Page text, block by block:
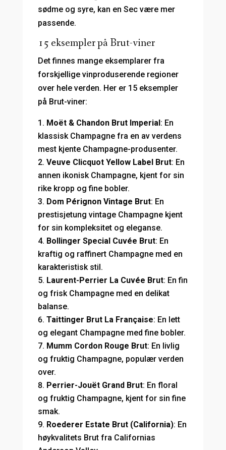
sødme og syre, kan en Sec være mer
passende.
15 eksempler på Brut-viner
Det finnes mange eksemplarer fra
forskjellige vinproduserende regioner
over hele verden. Her er 15 eksempler
på Brut-viner:
Moët & Chandon Brut Imperial: En
klassisk Champagne fra en av verdens
mest kjente Champagne-produsenter.
Veuve Clicquot Yellow Label Brut: En
annen ikonisk Champagne, kjent for sin
rike kropp og fine bobler.
Dom Pérignon Vintage Brut: En
prestisjetung vintage Champagne kjent
for sin kompleksitet og eleganse.
Bollinger Special Cuvée Brut: En
kraftig og raffinert Champagne med en
karakteristisk stil.
Laurent-Perrier La Cuvée Brut: En fin
og frisk Champagne med en delikat
balanse.
Taittinger Brut La Française: En lett
og elegant Champagne med fine bobler.
Mumm Cordon Rouge Brut: En livlig
og fruktig Champagne, populær verden
over.
Perrier-Jouët Grand Brut: En floral
og fruktig Champagne, kjent for sin fine
smak.
Roederer Estate Brut (California): En
høykvalitets Brut fra Californias